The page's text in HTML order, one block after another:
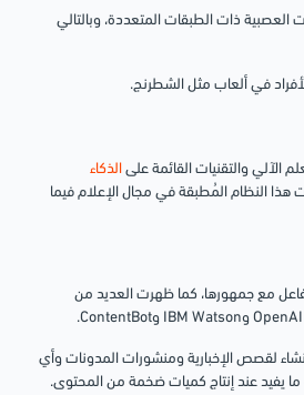
ذات الطبقات المتعددة، وبالتالي
في ألعاب مثل الشطرنج.
الآلي والتقنيات القائمة على الذكاء
هذا النظام المُطبقة في مجال الإعلام فيما
مع جمهورها، كما ظهرت العديد من
لقصص الإخبارية ومنشورات المدونات وأي
يفيد عند إنتاج كميات ضخمة من المحتوى.